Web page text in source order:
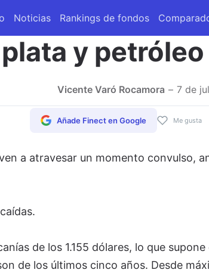
Noticias Rankings de fondos
y
Vicente Varó Rocamora 7 de
Me gusta
Añade Finect en Google
a atravesar un momento convulso,
de los 1.155 dólares, lo que
de los últimos cinco años. Desde